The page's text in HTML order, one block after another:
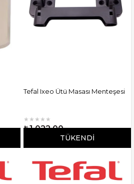
TÜKENDI
Tefal Ixeo Ütü Masası Menteşesi
★ ★ ★ ★ ★
₺1.022,00